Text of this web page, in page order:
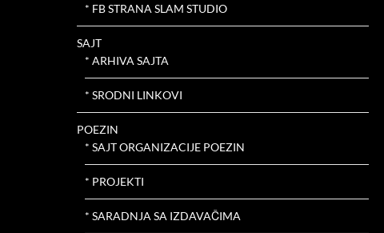
* FB STRANA SLAM STUDIO
SAJT
* ARHIVA SAJTA
* SRODNI LINKOVI
POEZIN
* SAJT ORGANIZACIJE POEZIN
* PROJEKTI
* SARADNJA SA IZDAVAČIMA